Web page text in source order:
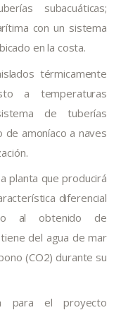
subacuáticas;
con un sistema
en la costa.
térmicamente
a temperaturas
de tuberías
de amoníaco a naves
planta que producirá
diferencial
al obtenido de
del agua de mar
(CO2) durante su
para el proyecto